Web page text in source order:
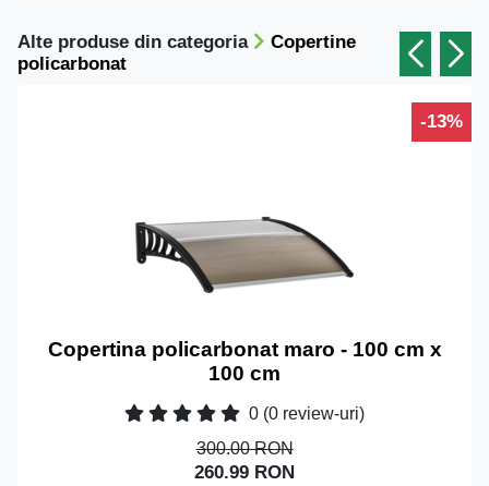
Alte produse din categoria
Copertine
policarbonat
-13%
Copertina policarbonat maro - 100 cm x
100 cm
0 (0 review-uri)
300.00 RON
260.99 RON